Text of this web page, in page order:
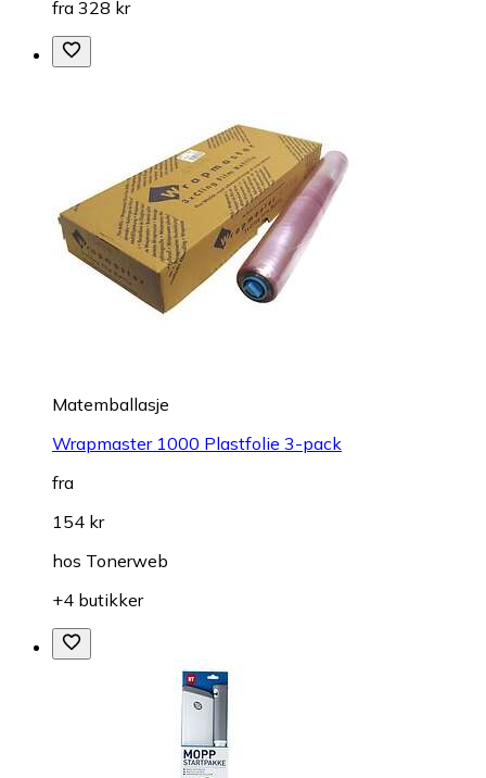
fra 328 kr
Matemballasje
Wrapmaster 1000 Plastfolie 3-pack
fra
154 kr
hos Tonerweb
+4 butikker